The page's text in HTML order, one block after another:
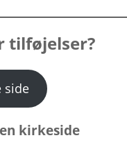
tilføjelser?
side
kirkeside